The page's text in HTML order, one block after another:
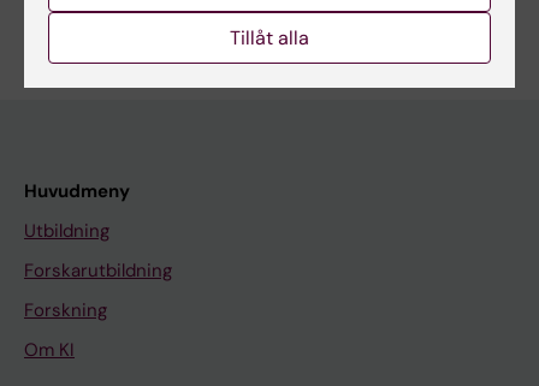
Huvudmeny
Utbildning
Forskarutbildning
Forskning
Om KI
Tillåt alla